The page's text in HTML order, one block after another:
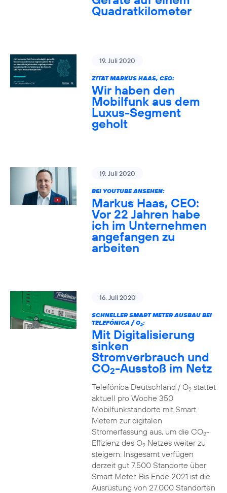
Quadratkilometer
19. Juli 2020
ZITAT MARKUS HAAS, CEO:
Wir haben den
Mobilfunk aus dem
Luxus-Segment
geholt
19. Juli 2020
BEI YOUTUBE ANSEHEN:
Markus Haas, CEO:
Vor 22 Jahren habe
ich im Unternehmen
angefangen zu
arbeiten
16. Juli 2020
SCHNELLER SMART METER AUSBAU BEI
TELEFÓNICA / O2:
Mit Digitalisierung
sinken
Stromverbrauch und
CO2-Ausstoß im Netz
Telefónica Deutschland / O2stattet
aktuell pro Woche 350
Mobilfunkstandorte mit Smart
Metern zur digitalen
Stromerfassung aus, um die CO2-
Effizienz des O2Netzes weiter zu
steigern. Insgesamt verfügen
derzeit gut 7.500 Standorte über
Smart Meter. Bis Ende 2021 ist die
Ausrüstung von 27.000 Standorten